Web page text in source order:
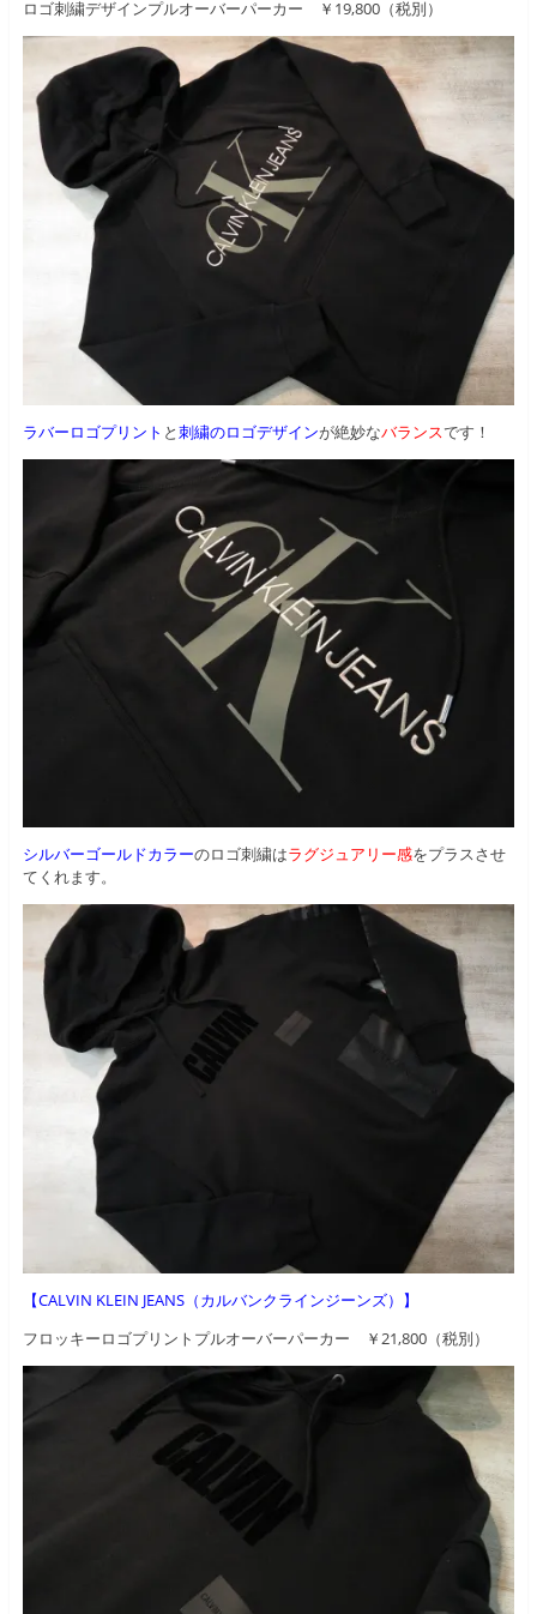
ロゴ刺繍デザインプルオーバーパーカー ￥19,800（税別）
ラバーロゴプリント と刺繍のロゴデザインが絶妙なバランスです！
シルバーゴールドカラーのロゴ刺繍はラグジュアリー感をプラスさせ
てくれます。
【CALVIN KLEIN JEANS（カルバンクラインジーンズ）】
フロッキーロゴプリントプルオーバーパーカー ￥21,800（税別）